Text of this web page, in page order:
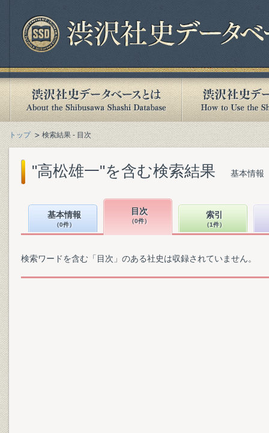
トップ 検索結果 - 目次
"高松雄一"を含む検索結果 基本情報
基本情報
（0件）
目次
（0件）
索引
（1件）
検索ワードを含む「目次」のある社史は収録されていません。